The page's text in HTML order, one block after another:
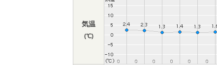
気温
(℃)